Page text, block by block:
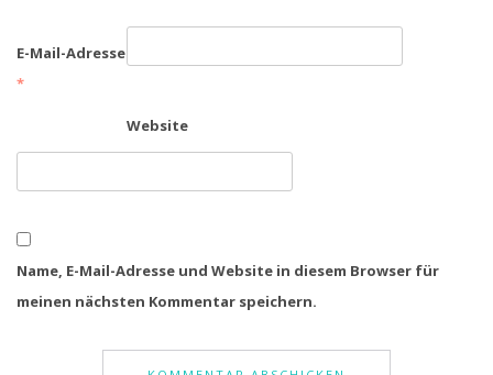
E-Mail-Adresse
*
Website
Name, E-Mail-Adresse und Website in diesem Browser für
meinen nächsten Kommentar speichern.